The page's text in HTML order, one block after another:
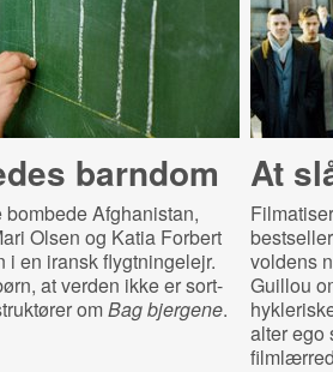
barndom
Afghanistan,
Olsen og Katia Forbert
i en iransk flygtningelejr.
at verden ikke er sort-
omBag bjergene.
At
voldens
Guillou
alter ego